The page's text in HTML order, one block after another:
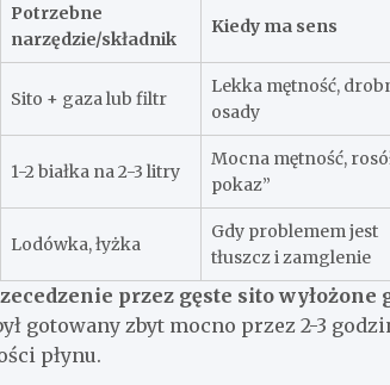
Potrzebne
narzędzie/składnik
Kiedy ma sens
Sito + gaza lub filtr
Lekka mętność,
osady
1-2 białka na 2-3 litry
Mocna mętność,
pokaz”
Lodówka, łyżka
Gdy problemem jest
tłuszcz i zamglenie
przez gęste sito wyłożone
gotowany zbyt mocno przez 2-3
płynu.